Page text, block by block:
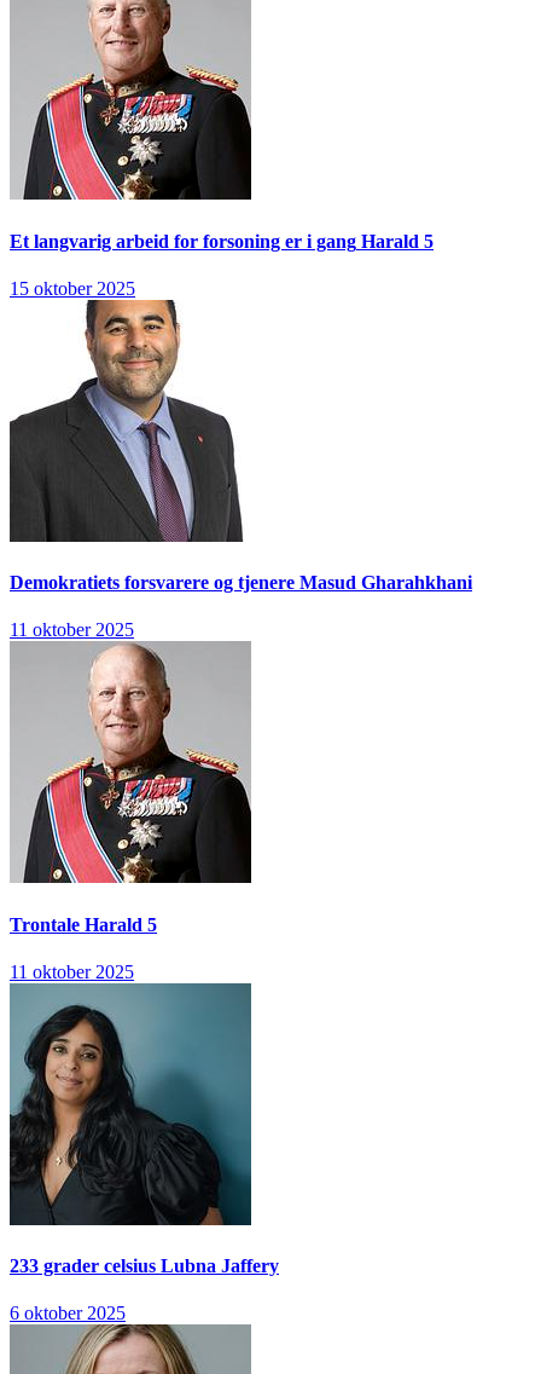
Et langvarig arbeid for forsoning er i gang Harald 5
15 oktober 2025
Demokratiets forsvarere og tjenere Masud Gharahkhani
11 oktober 2025
Trontale Harald 5
11 oktober 2025
233 grader celsius Lubna Jaffery
6 oktober 2025